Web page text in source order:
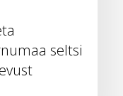
seltsi